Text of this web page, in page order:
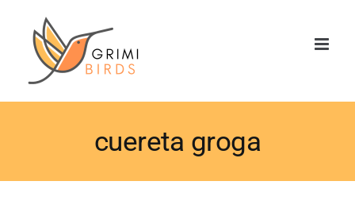
contenido
cuereta groga